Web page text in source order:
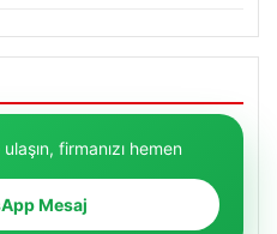
firmanızı hemen
Mesaj